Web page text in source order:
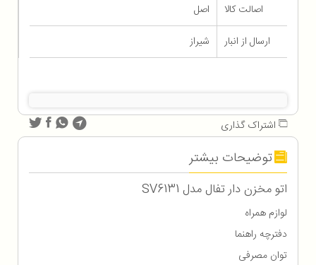
اصالت کالا
اصل
ارسال از انبار
شیراز
اشتراک گذاری
توضیحات بیشتر
اتو مخزن دار تفال مدل SV6131
لوازم همراه
دفترچه راهنما
توان مصرفی